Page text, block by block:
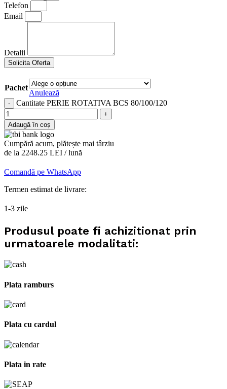
Telefon
Email
Detalii
Solicita Oferta
Pachet
Anulează
Cantitate PERIE ROTATIVA BCS 80/100/120
Adaugă în coș
Cumpără acum, plătește mai târziu
de la 2248.25 LEI / lună
Comandă pe WhatsApp
Termen estimat de livrare:
1-3 zile
Produsul poate fi achizitionat prin
urmatoarele modalitati:
Plata ramburs
Plata cu cardul
Plata in rate